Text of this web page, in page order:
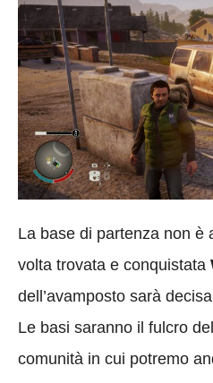
La base di partenza non è
volta trovata e conquistata
dell’avamposto sarà
Le basi saranno il fulcro
comunità in cui potremo